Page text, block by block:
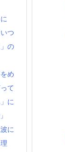
つ
の
め
て
に
に